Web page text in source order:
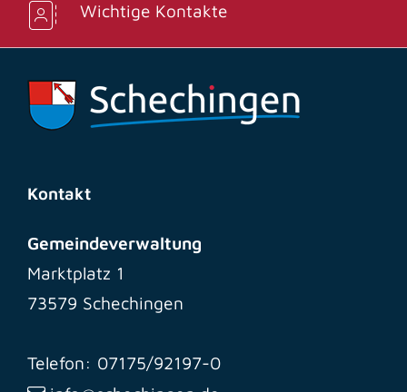
Wichtige Kontakte
Kontakt
Gemeindeverwaltung
Marktplatz 1
73579 Schechingen
Telefon: 07175/92197-0